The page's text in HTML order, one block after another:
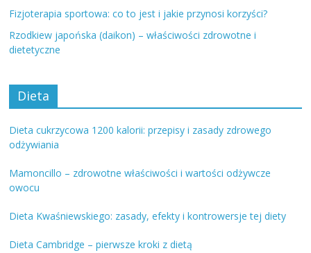
Fizjoterapia sportowa: co to jest i jakie przynosi korzyści?
Rzodkiew japońska (daikon) – właściwości zdrowotne i
dietetyczne
Dieta
Dieta cukrzycowa 1200 kalorii: przepisy i zasady zdrowego
odżywiania
Mamoncillo – zdrowotne właściwości i wartości odżywcze
owocu
Dieta Kwaśniewskiego: zasady, efekty i kontrowersje tej diety
Dieta Cambridge – pierwsze kroki z dietą